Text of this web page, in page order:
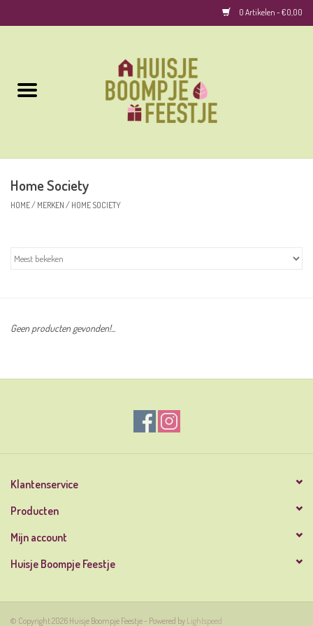
0 Artikelen - €0,00
Woonaccessoires
Home Society
HOME/ MERKEN / HOME SOCIETY
Geen producten gevonden!...
Klantenservice
Producten
Mijn account
Huisje Boompje Feestje
© Copyright 2026 Huisje Boompje Feestje - Powered by Lightspeed